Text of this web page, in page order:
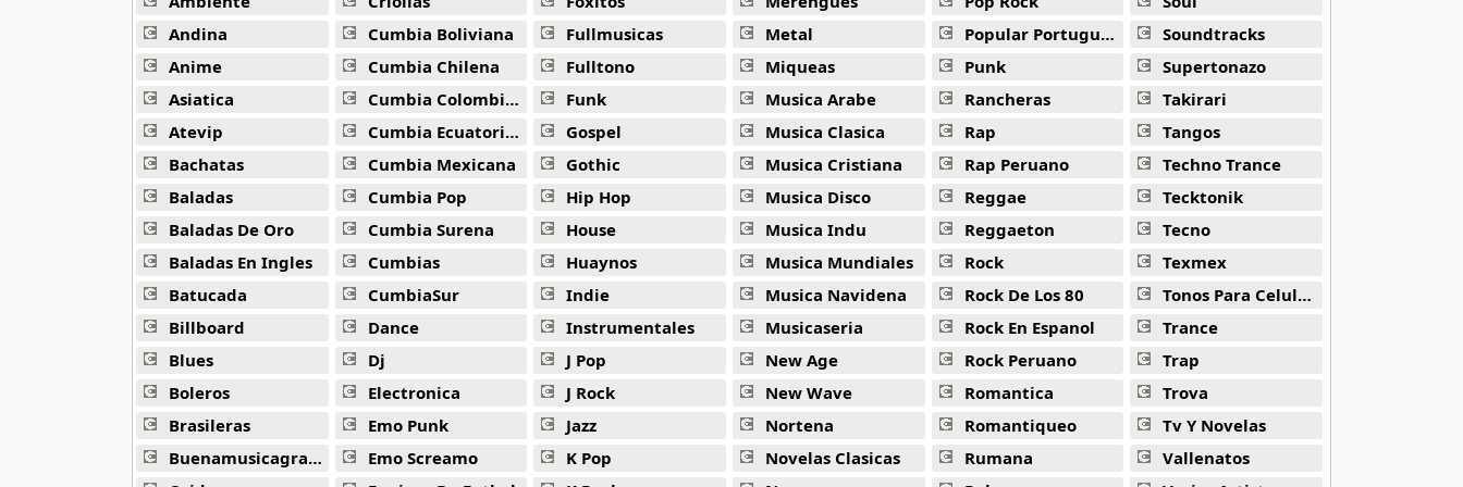
10 músicas online
Anuel Aa
Arcangel
416 músicas online
101 músicas online
Arthur
4 músicas online
Asesino
21 músicas online
Aspirante
93 músicas online
Andina
Anime
Asiatica
Atevip
Bachatas
Baladas
Baladas De Oro
Baladas En Ingles
Batucada
Billboard
Blues
Boleros
Brasileras
Buenamusicagratis
Cumbia Boliviana
Cumbia Chilena
Cumbia Colombiana
Cumbia Ecuatoriana
Cumbia Mexicana
Cumbia Pop
Cumbia Surena
Cumbias
CumbiaSur
Dance
Dj
Electronica
Emo Punk
Emo Screamo
Fullmusicas
Fulltono
Funk
Gospel
Gothic
Hip Hop
House
Huaynos
Indie
Instrumentales
J Pop
J Rock
Jazz
K Pop
Metal
Miqueas
Musica Arabe
Musica Clasica
Musica Cristiana
Musica Disco
Musica Indu
Musica Mundiales
Musica Navidena
Musicaseria
New Age
New Wave
Nortena
Novelas Clasicas
Popular Portuguesa
Punk
Rancheras
Rap
Rap Peruano
Reggae
Reggaeton
Rock
Rock De Los 80
Rock En Espanol
Rock Peruano
Romantica
Romantiqueo
Rumana
Soundtracks
Supertonazo
Takirari
Tangos
Techno Trance
Tecktonik
Tecno
Texmex
Tonos Para Celulares
Trance
Trap
Trova
Tv Y Novelas
Vallenatos